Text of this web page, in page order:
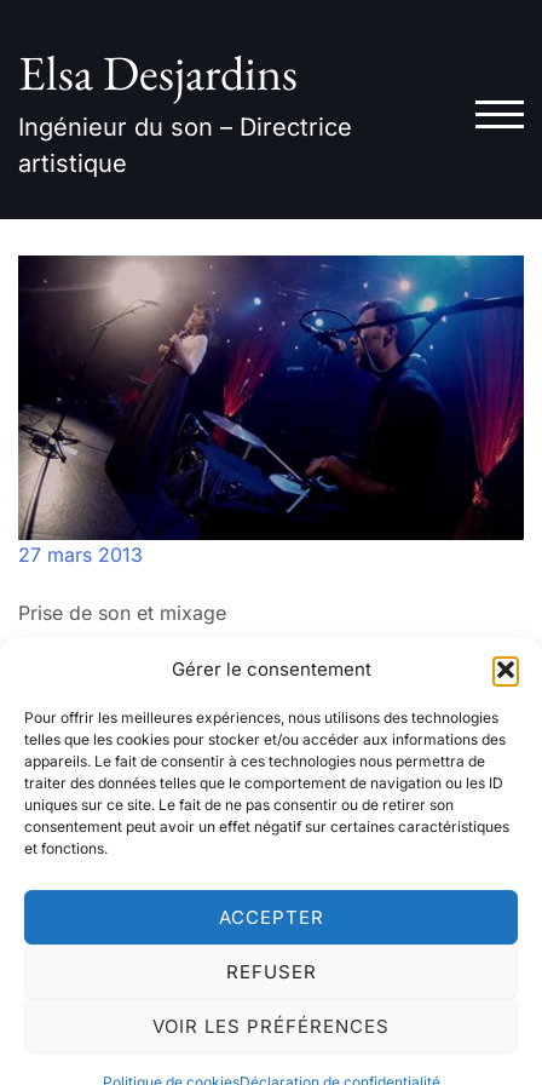
Gérer le consentement
Pour offrir les meilleures expériences, nous utilisons des technologies
telles que les cookies pour stocker et/ou accéder aux informations des
appareils. Le fait de consentir à ces technologies nous permettra de
traiter des données telles que le comportement de navigation ou les ID
uniques sur ce site. Le fait de ne pas consentir ou de retirer son
consentement peut avoir un effet négatif sur certaines caractéristiques
et fonctions.
ACCEPTER
REFUSER
VOIR LES PRÉFÉRENCES
content
Elsa Desjardins
Ingénieur du son – Directrice
artistique
27 mars 2013
Prise de son et mixage
Navigation
de
l’article
Gentle Sound Project
Instagram
LinkedIn
© Elsa Desjardins 2025. Tous droits réservés -
Contact